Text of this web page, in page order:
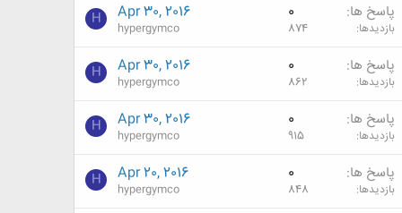
پاسخ ها 0
بازدیدها 874
Apr 30, 2016
hypergymco
H
پاسخ ها 0
بازدیدها 862
Apr 30, 2016
hypergymco
H
پاسخ ها 0
بازدیدها 915
Apr 30, 2016
hypergymco
H
پاسخ ها 0
بازدیدها 848
Apr 20, 2016
hypergymco
H